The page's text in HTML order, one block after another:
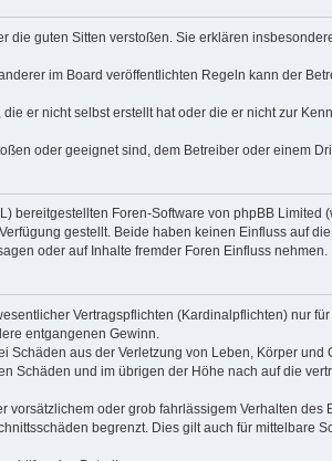
guten Sitten verstoßen. Sie erklären
im Board veröffentlichten Regeln kann der
er nicht selbst erstellt hat oder die er nicht zur
oder geeignet sind, dem Betreiber oder einem
bereitgestellten Foren-Software von phpBB Limited
gestellt. Beide haben keinen Einfluss auf
oder auf Inhalte fremder Foren Einfluss nehmen.
Vertragspflichten (Kardinalpflichten) nur
entgangenen Gewinn.
aus der Verletzung von Leben, Körper und
Schäden und im übrigen der Höhe nach auf die
oder grob fahrlässigem Verhalten des
begrenzt. Dies gilt auch für mittelbare